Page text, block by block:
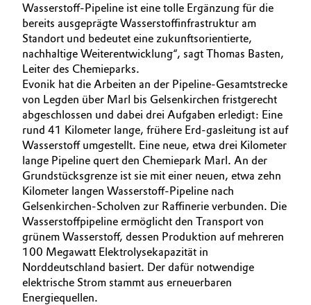
Textiles, Leather & Nonwovens
Wasserstoff-Pipeline ist eine tolle Ergänzung für die
bereits ausgeprägte Wasserstoffinfrastruktur am
Standort und bedeutet eine zukunftsorientierte,
nachhaltige Weiterentwicklung“, sagt Thomas Basten,
Leiter des Chemieparks.
Evonik hat die Arbeiten an der Pipeline-Gesamtstrecke
von Legden über Marl bis Gelsenkirchen fristgerecht
abgeschlossen und dabei drei Aufgaben erledigt: Eine
rund 41 Kilometer lange, frühere Erd-gasleitung ist auf
Wasserstoff umgestellt. Eine neue, etwa drei Kilometer
lange Pipeline quert den Chemiepark Marl. An der
Grundstücksgrenze ist sie mit einer neuen, etwa zehn
Kilometer langen Wasserstoff-Pipeline nach
Gelsenkirchen-Scholven zur Raffinerie verbunden. Die
Wasserstoffpipeline ermöglicht den Transport von
grünem Wasserstoff, dessen Produktion auf mehreren
100 Megawatt Elektrolysekapazität in
Norddeutschland basiert. Der dafür notwendige
elektrische Strom stammt aus erneuerbaren
Energiequellen.